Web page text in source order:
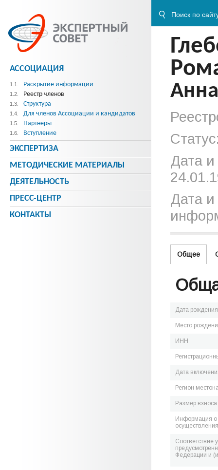
Дата
Дата и
Общее
Дата рождения
Место
ИНН
Дата
Регион
Размер
Информация о
Соответствие
Федерации и
АССОЦИАЦИЯ
1.1. Раскрытие информации
1.2. Реестр членов
1.3. Структура
1.4. Для членов Ассоциации и кандидатов
1.5. Партнеры
1.6. Вступление
ЭКСПЕРТИЗА
МЕТОДИЧЕСКИE МАТЕРИАЛЫ
ДЕЯТЕЛЬНОСТЬ
ПРЕСС-ЦЕНТР
КОНТАКТЫ